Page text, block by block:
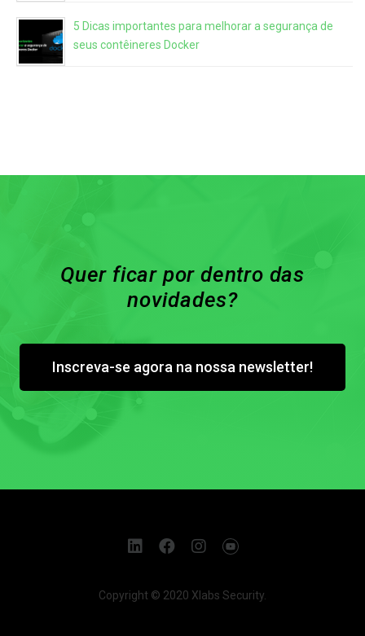
5 Dicas importantes para melhorar a segurança de
seus contêineres Docker
Quer ficar por dentro das
novidades?
Inscreva-se agora na nossa newsletter!
Copyright © 2020 Xlabs Security.